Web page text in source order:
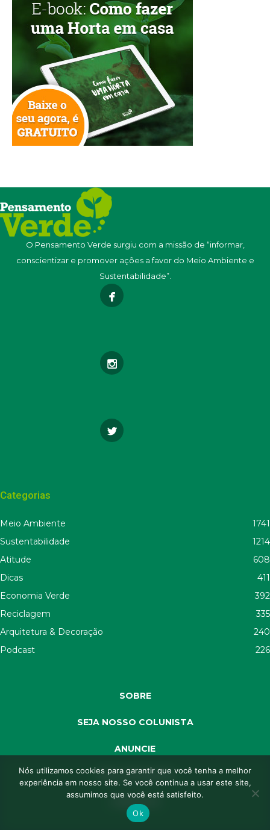
O Pensamento Verde surgiu com a missão de “informar,
conscientizar e promover ações a favor do Meio Ambiente e
Sustentabilidade”.
Categorias
Meio Ambiente
1741
Sustentabilidade
1214
Atitude
608
Dicas
411
Economia Verde
392
Reciclagem
335
Arquitetura & Decoração
240
Podcast
226
SOBRE
SEJA NOSSO COLUNISTA
ANUNCIE
SEJA APOIADOR
CONTATO
Nós utilizamos cookies para garantir que você tenha a melhor
experiência em nosso site. Se você continua a usar este site,
assumimos que você está satisfeito.
Ok